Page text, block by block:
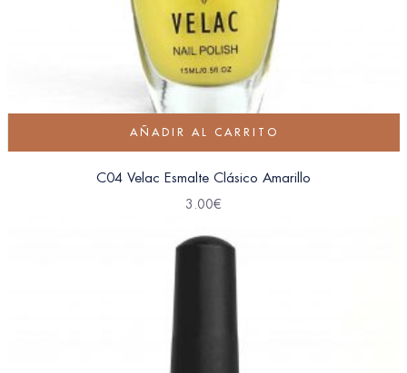
AÑADIR AL CARRITO
C04 Velac Esmalte Clásico Amarillo
3.00€